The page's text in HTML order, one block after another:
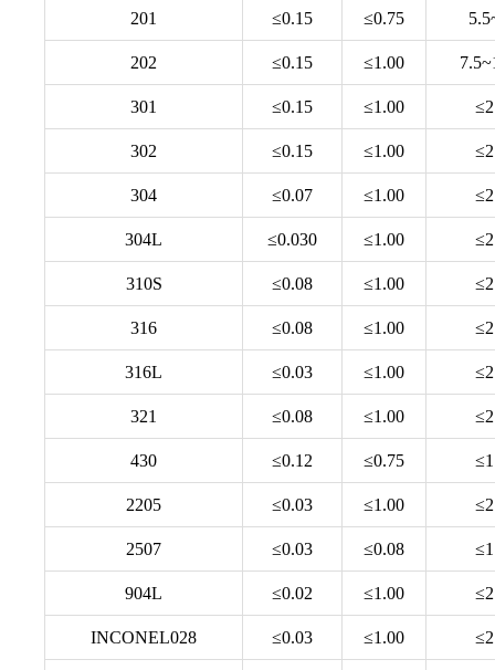
201 ≤0.15 ≤0.75
202 ≤0.15 ≤1.00
301 ≤0.15 ≤1.00
302 ≤0.15 ≤1.00
304 ≤0.07 ≤1.00
304L ≤0.030 ≤1.00
310S ≤0.08 ≤1.00
316 ≤0.08 ≤1.00
316L ≤0.03 ≤1.00
321 ≤0.08 ≤1.00
430 ≤0.12 ≤0.75
2205 ≤0.03 ≤1.00
2507 ≤0.03 ≤0.08
904L ≤0.02 ≤1.00
INCONEL028 ≤0.03 ≤1.00